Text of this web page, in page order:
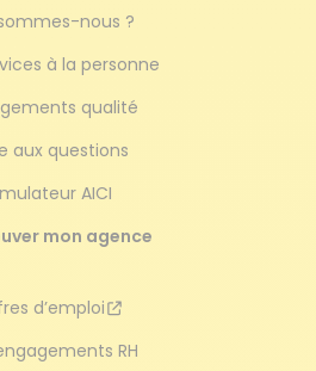
nous ?
à la personne
qualité
aux questions
AICI
mon agence
d’emploi
RH